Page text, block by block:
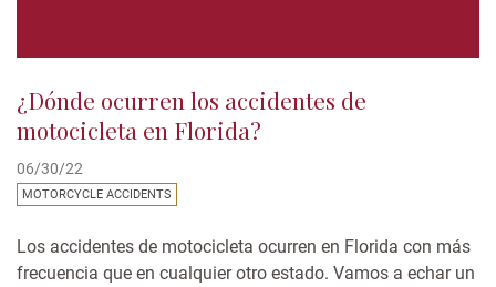
¿Dónde ocurren los accidentes de
motocicleta en Florida?
06/30/22
MOTORCYCLE ACCIDENTS
Los accidentes de motocicleta ocurren en Florida con más
frecuencia que en cualquier otro estado. Vamos a echar un